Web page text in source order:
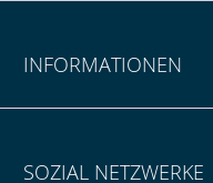
INFORMATIONEN
SOZIAL NETZWERKE